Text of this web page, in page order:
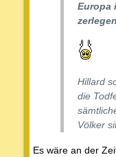
Europa
Hillard
die
Völker
Es wäre an der